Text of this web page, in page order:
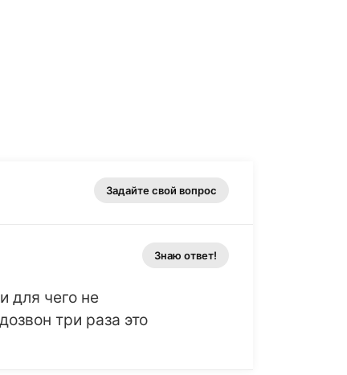
Задайте свой вопрос
для чего не
три раза это
Знаю ответ!